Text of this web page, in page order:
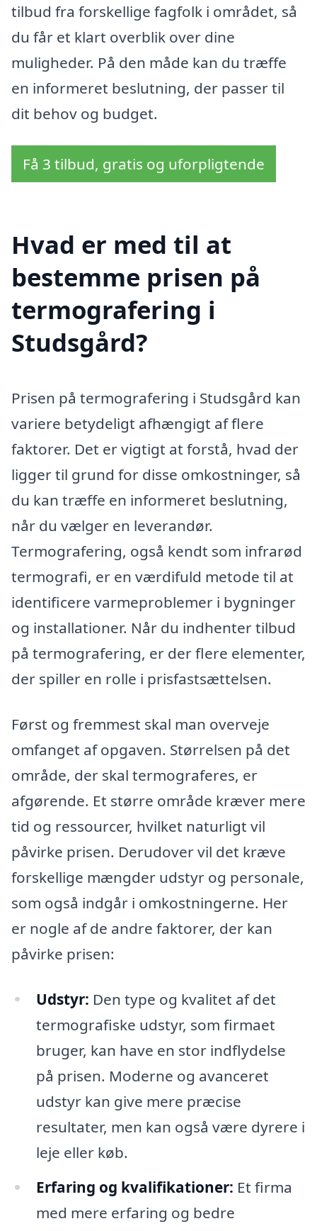
tilbud fra forskellige fagfolk i området, så
du får et klart overblik over dine
muligheder. På den måde kan du træffe
en informeret beslutning, der passer til
dit behov og budget.
Få 3 tilbud, gratis og uforpligtende
Hvad er med til at
bestemme prisen på
termografering i
Studsgård?
Prisen på termografering i Studsgård kan
variere betydeligt afhængigt af flere
faktorer. Det er vigtigt at forstå, hvad der
ligger til grund for disse omkostninger, så
du kan træffe en informeret beslutning,
når du vælger en leverandør.
Termografering, også kendt som infrarød
termografi, er en værdifuld metode til at
identificere varmeproblemer i bygninger
og installationer. Når du indhenter tilbud
på termografering, er der flere elementer,
der spiller en rolle i prisfastsættelsen.
Først og fremmest skal man overveje
omfanget af opgaven. Størrelsen på det
område, der skal termograferes, er
afgørende. Et større område kræver mere
tid og ressourcer, hvilket naturligt vil
påvirke prisen. Derudover vil det kræve
forskellige mængder udstyr og personale,
som også indgår i omkostningerne. Her
er nogle af de andre faktorer, der kan
påvirke prisen:
Udstyr: Den type og kvalitet af det
termografiske udstyr, som firmaet
bruger, kan have en stor indflydelse
på prisen. Moderne og avanceret
udstyr kan give mere præcise
resultater, men kan også være dyrere i
leje eller køb.
Erfaring og kvalifikationer: Et firma
med mere erfaring og bedre